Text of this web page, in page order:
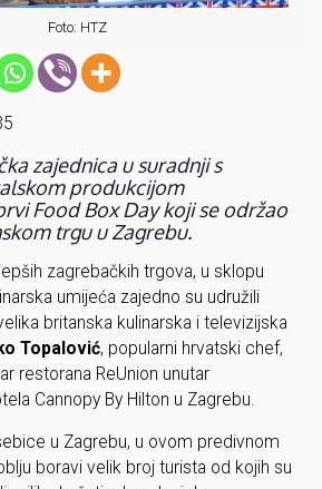
Foto: HTZ
zajednica u suradnji s
produkcijom
Food Box Day koji se održao
trgu u Zagrebu.
zagrebačkih trgova, u sklopu
umijeća zajedno su udružili
britanska kulinarska i televizijska
Topalović, popularni hrvatski chef,
restorana ReUnion unutar
Cannopy By Hilton u Zagrebu.
u Zagrebu, u ovom predivnom
boravi velik broj turista od kojih su